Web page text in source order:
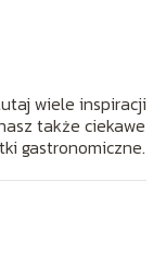
wiele inspiracji
także ciekawe
gastronomiczne.